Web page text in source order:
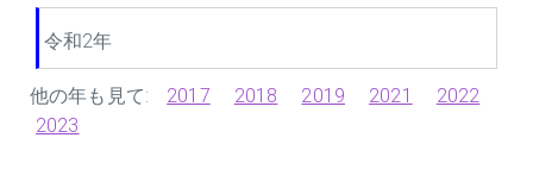
令和2年
他の年も見て: 2017 2018 2019 2021
2022
2023